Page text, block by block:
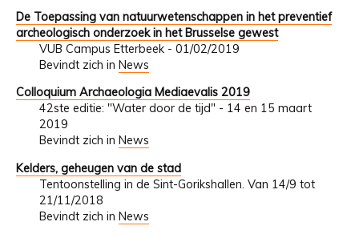
De Toepassing van natuurwetenschappen in het preventief
archeologisch onderzoek in het Brusselse gewest
VUB Campus Etterbeek - 01/02/2019
Bevindt zich in News
Colloquium Archaeologia Mediaevalis 2019
42ste editie: "Water door de tijd" - 14 en 15 maart
2019
Bevindt zich in News
Kelders, geheugen van de stad
Tentoonstelling in de Sint-Gorikshallen. Van 14/9 tot
21/11/2018
Bevindt zich in News